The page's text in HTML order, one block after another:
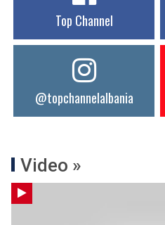
Top Channel
@topchannelalbania
Video »